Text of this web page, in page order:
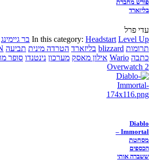
פורש מחברת
בליזארד
עדי פרל
In this category: Headstart Level Up בר גיימינג
תרומות blizzard בליזארד הטרדה מינית תביעה
כתבה Wario אילון מאסק מערכון נינטנדו סופר
Overwatch 2
Diablo
Immortal –
מסחטת
הכספים
ששברה אותי